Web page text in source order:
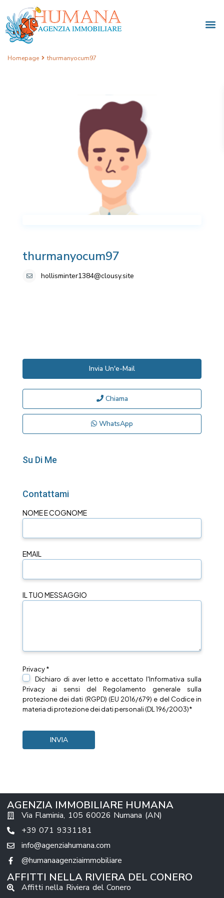
Homepage thurmanyocum97
thurmanyocum97
hollisminter1384@clousy.site
Invia Un'e-Mail
Chiama
WhatsApp
Su Di Me
Contattami
NOME E COGNOME
EMAIL
IL TUO MESSAGGIO
Privacy *
Dichiaro di aver letto e accettato l'Informativa sulla
Privacy ai sensi del Regolamento generale sulla
protezione dei dati (RGPD) (EU 2016/679) e del Codice in
materia di protezione dei dati personali (DL 196/2003)*
AGENZIA IMMOBILIARE HUMANA
Via Flaminia, 105 60026 Numana (AN)
+39 071 9331181
info@agenziahumana.com
@humanaagenziaimmobiliare
AFFITTI NELLA RIVIERA DEL CONERO
Affitti nella Riviera del Conero